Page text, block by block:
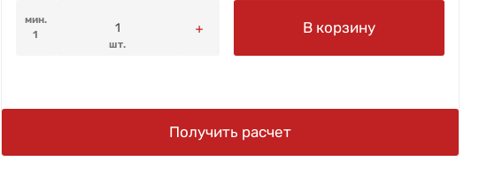
мин.
1
шт.
В корзину
Получить расчет